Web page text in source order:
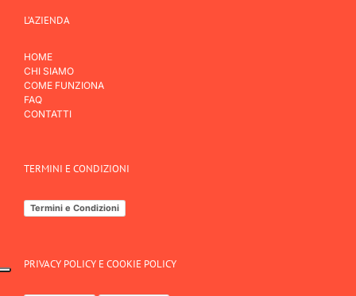
L’AZIENDA
HOME
CHI SIAMO
COME FUNZIONA
FAQ
CONTATTI
TERMINI E CONDIZIONI
Termini e Condizioni
PRIVACY POLICY E COOKIE POLICY